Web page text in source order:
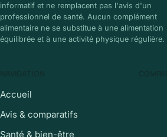
informatif et ne remplacent pas l'avis d'un
professionnel de santé. Aucun complément
alimentaire ne se substitue à une alimentation
équilibrée et à une activité physique régulière.
Accueil
Avis & comparatifs
Santé & bien-être